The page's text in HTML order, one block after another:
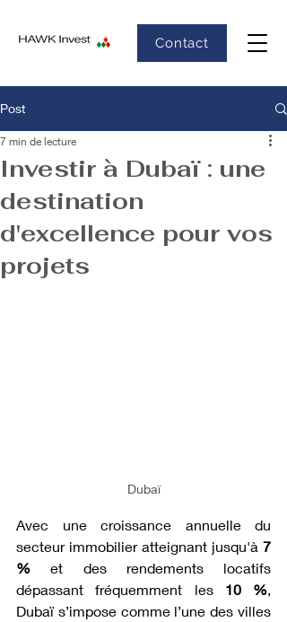
Contact
Post
Investir à Dubaï : une
destination
d'excellence pour vos
projets
7 min de lecture
Dubaï
Avec une croissance annuelle du
secteur immobilier atteignant jusqu'à 7
% et des rendements locatifs
dépassant fréquemment les 10 %,
Dubaï s’impose comme l’une des villes